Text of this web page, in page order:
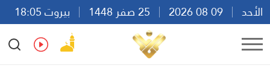
الأحد
بيروت 18:05
Ar
En Fr Es